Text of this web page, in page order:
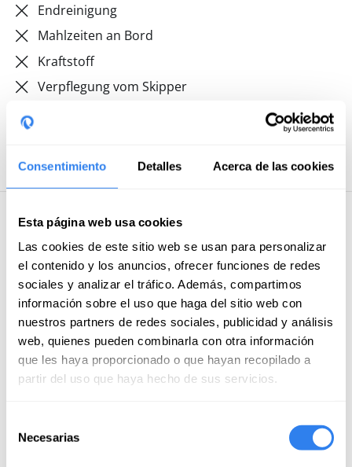
Consentimiento Detalles Acerca de las cookies
Esta página web usa cookies
Las cookies de este sitio web se usan para personalizar
el contenido y los anuncios, ofrecer funciones de redes
sociales y analizar el tráfico. Además, compartimos
información sobre el uso que haga del sitio web con
nuestros partners de redes sociales, publicidad y análisis
web, quienes pueden combinarla con otra información
que les haya proporcionado o que hayan recopilado a
partir del uso que haya hecho de sus servicios.
Necesarias
Endreinigung
Mahlzeiten an Bord
Kraftstoff
Verpflegung vom Skipper
Zahlungsmethoden
5 · 3 Bewertungen
enrico
August von 2025
Ein fantastisches Erlebnis. Das Geräusch des Windes,
der die Stille beim Segeln durchbricht, der
Sonnenaufgang, der Sonnenuntergang und die
magischen Insellandschaften vom Meer aus bleiben in
Navigation und des Lebens, abgerundet. Enrico.
Mehr anzeigen
Sandra